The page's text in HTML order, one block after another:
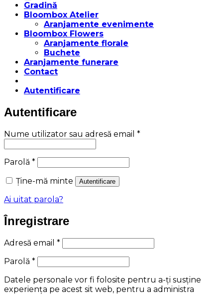
Gradină
Bloombox Atelier
Aranjamente evenimente
Bloombox Flowers
Aranjamente florale
Buchete
Aranjamente funerare
Contact
Autentificare
Autentificare
Nume utilizator sau adresă email *Obligatoriu
Parolă *Obligatoriu
Ține-mă minte Autentificare
Ai uitat parola?
Înregistrare
Adresă email *Obligatoriu
Parolă *Obligatoriu
Datele personale vor fi folosite pentru a-ți susține
experiența pe acest sit web, pentru a administra